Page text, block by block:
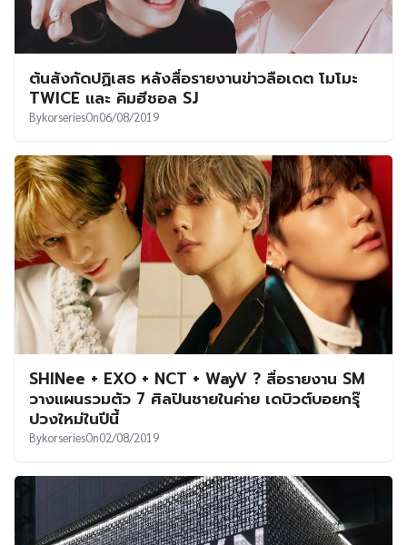
ต้นสังกัดปฏิเสธ หลังสื่อรายงานข่าวลือเดต โมโมะ
TWICE และ คิมฮีชอล SJ
BykorseriesOn06/08/2019
SHINee + EXO + NCT + WayV ? สื่อรายงาน SM
วางแผนรวมตัว 7 ศิลปินชายในค่าย เดบิวต์บอยกรุ๊
ปวงใหม่ในปีนี้
BykorseriesOn02/08/2019